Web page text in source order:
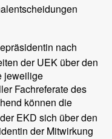
nach
der UEK über den
jeweilige
Fachreferate des
können die
EKD sich über den
der Mitwirkung